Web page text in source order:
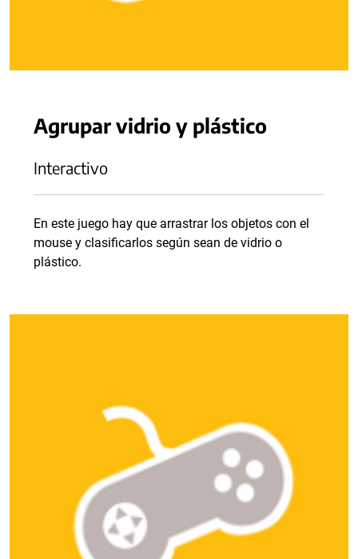
Agrupar vidrio y plástico
Interactivo
En este juego hay que arrastrar los objetos con el
mouse y clasificarlos según sean de vidrio o
plástico.